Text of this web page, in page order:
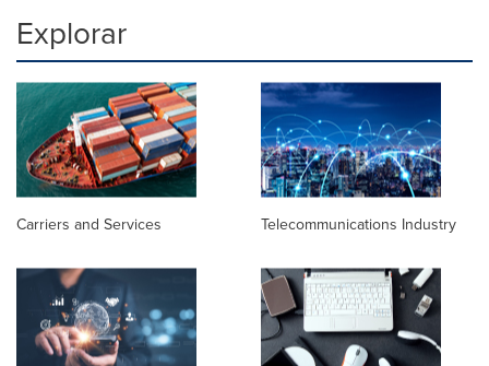
Explorar
Carriers and Services Telecommunications Industry